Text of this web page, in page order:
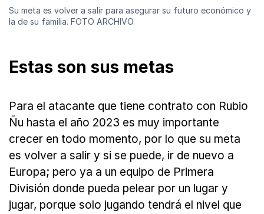
Su meta es volver a salir para asegurar su futuro económico y
la de su familia. FOTO ARCHIVO.
Estas son sus metas
Para el atacante que tiene contrato con Rubio
Ñu hasta el año 2023 es muy importante
crecer en todo momento, por lo que su meta
es volver a salir y si se puede, ir de nuevo a
Europa; pero ya a un equipo de Primera
División donde pueda pelear por un lugar y
jugar, porque solo jugando tendrá el nivel que